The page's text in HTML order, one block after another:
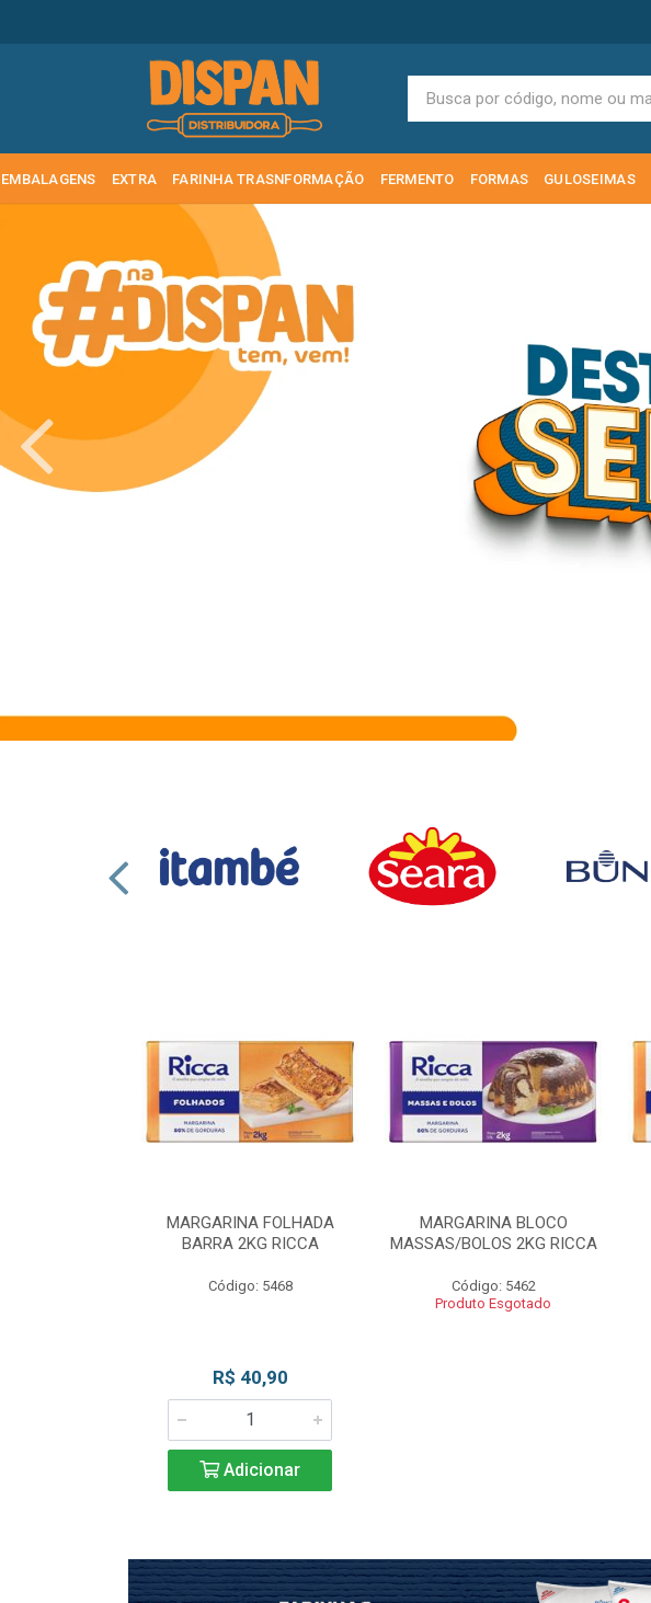
EMBALAGENS EXTRA FARINHA TRASNFORMAÇÃO FERMENTO FORMAS GULOSEIMAS
MARGARINA FOLHADA
BARRA 2KG RICCA
Código: 5468
R$ 40,90
Adicionar
MARGARINA BLOCO
MASSAS/BOLOS 2KG RICCA
Código: 5462
Produto Esgotado